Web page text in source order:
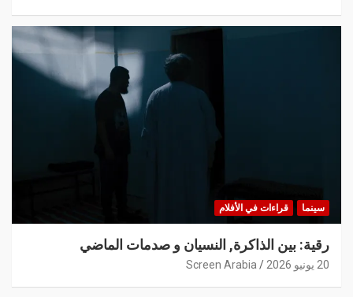
سينما قراءات في الأفلام
رقية: بين الذاكرة, النسيان و صدمات الماضي
20 يونيو 2026 Screen Arabia